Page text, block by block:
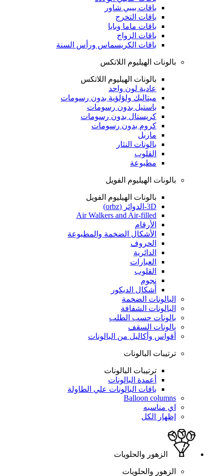
باقات بيبي شاور
باقات التخرج
باقات ماما وبابا
باقات الزواج
باقات الكريسماس ورأس السنة
بالونات الهيليوم اللاتكس
بالونات الهيليوم اللاتكس
عادية لون واحد
ميتاليك ولؤلؤية بدون رسومات
باستيل بدون رسومات
كريستال بدون رسومات
كروم بدون رسومات
ماربل
بالونات النثار
القلوب
مطبوعة
بالونات الهيليوم الفويل
بالونات الهيليوم الفويل
3D-الدوائر (orbz)
Air Walkers and Air-filled
الأرقام
الأشكال الضخمة والمطبوعة
الحروف
الدائرية
العبارات
القلوب
نجوم
أشكال الديكور
البالونات الضخمة
البالونات الشفافة
بالونات حسب الطلب
بالونات السقف
أقواس وأكاليل من البالونات
ترتيبات البالونات
ترتيبات البالونات
أعمدة البالونات
باقات البالونات علي الطاولة
Balloon columns
اي مناسبه
إظهار الكل
الزهور والحلويات
الزهور والحلويات